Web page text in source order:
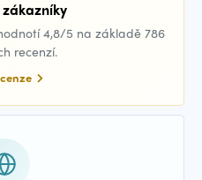
4,8/5 na základě 786
recenzí.